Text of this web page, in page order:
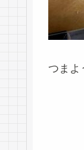
つまよ